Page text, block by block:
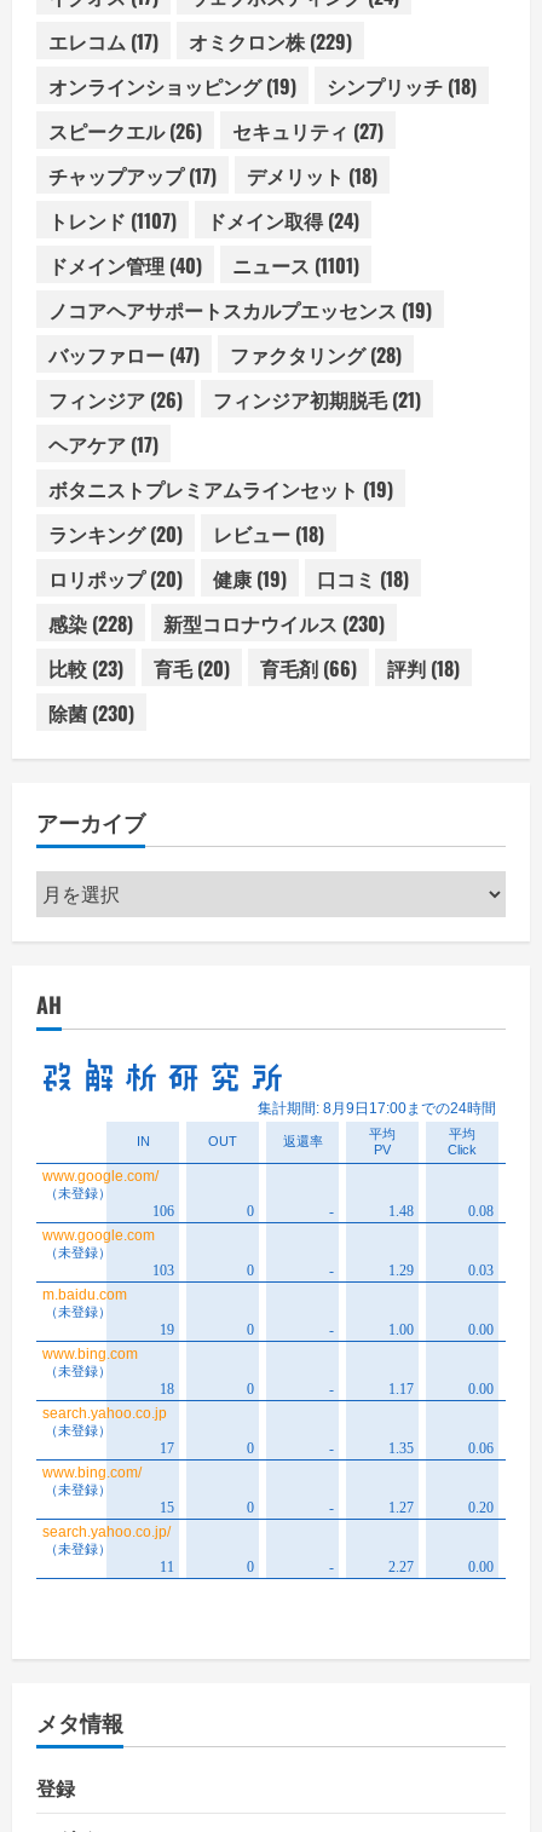
エレコム (17) オミクロン株(229)
オンラインショッピング(19) シンプリッチ (18)
スピークエル(26) セキュリティ (27)
チャップアップ(17) デメリット (18)
トレンド (1107) ドメイン取得(24)
ドメイン管理 (40) ニュース (1101)
ノコアヘアサポートスカルプエッセンス (19)
バッファロー (47) ファクタリング(28)
フィンジア (26) フィンジア初期脱毛(21)
ヘアケア (17)
ボタニストプレミアムラインセット (19)
ランキング(20) レビュー (18)
ロリポップ(20) 健康 (19) 口コミ (18)
感染 (228) 新型コロナウイルス (230)
比較 (23) 育毛(20) 育毛剤 (66) 評判 (18)
除菌 (230)
アーカイブ
ア
ー
ブ
AH
メタ情報
登録